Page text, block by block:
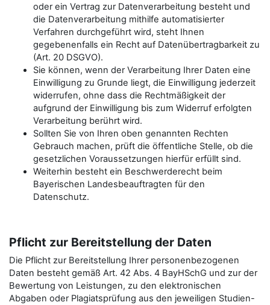
oder ein Vertrag zur Datenverarbeitung besteht und
die Datenverarbeitung mithilfe automatisierter
Verfahren durchgeführt wird, steht Ihnen
gegebenenfalls ein Recht auf Datenübertragbarkeit zu
(Art. 20 DSGVO).
Sie können, wenn der Verarbeitung Ihrer Daten eine
Einwilligung zu Grunde liegt, die Einwilligung jederzeit
widerrufen, ohne dass die Rechtmäßigkeit der
aufgrund der Einwilligung bis zum Widerruf erfolgten
Verarbeitung berührt wird.
Sollten Sie von Ihren oben genannten Rechten
Gebrauch machen, prüft die öffentliche Stelle, ob die
gesetzlichen Voraussetzungen hierfür erfüllt sind.
Weiterhin besteht ein Beschwerderecht beim
Bayerischen Landesbeauftragten für den
Datenschutz.
Pflicht zur Bereitstellung der Daten
Die Pflicht zur Bereitstellung Ihrer personenbezogenen
Daten besteht gemäß Art. 42 Abs. 4 BayHSchG und zur der
Bewertung von Leistungen, zu den elektronischen
Abgaben oder Plagiatsprüfung aus den jeweiligen Studien-